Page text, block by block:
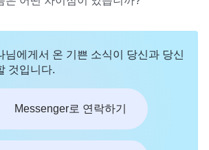
님의 음성을 분별해야 하는지를 교제해
님에게서 온 기쁜 소식이 당신과 당신
것입니다.
Messenger로 연락하기